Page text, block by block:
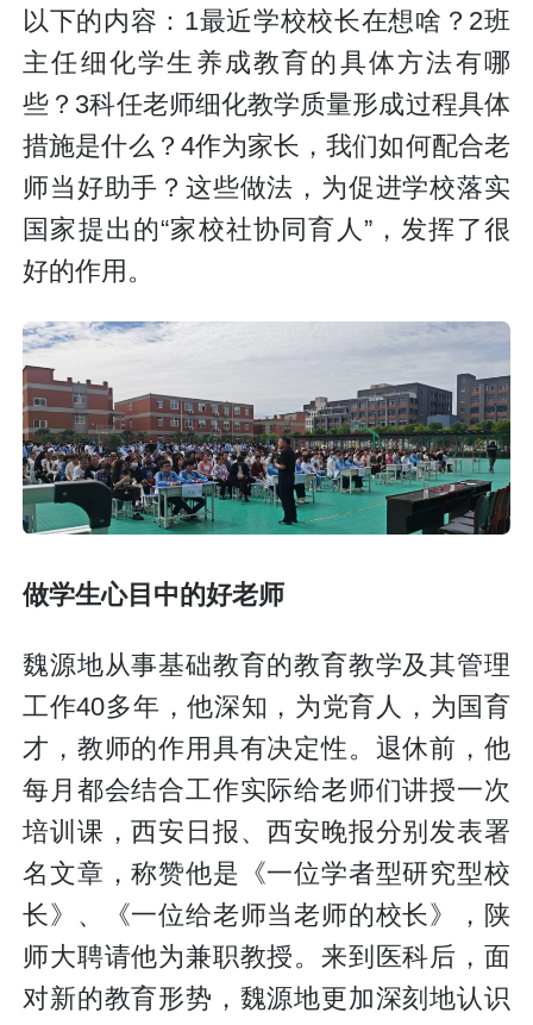
以下的内容：1最近学校校长在想啥？2班
主任细化学生养成教育的具体方法有哪
些？3科任老师细化教学质量形成过程具体
措施是什么？4作为家长，我们如何配合老
师当好助手？这些做法，为促进学校落实
国家提出的“家校社协同育人”，发挥了很
好的作用。
做学生心目中的好老师
魏源地从事基础教育的教育教学及其管理
工作40多年，他深知，为党育人，为国育
才，教师的作用具有决定性。退休前，他
每月都会结合工作实际给老师们讲授一次
培训课，西安日报、西安晚报分别发表署
名文章，称赞他是《一位学者型研究型校
长》、《一位给老师当老师的校长》，陕
师大聘请他为兼职教授。来到医科后，面
对新的教育形势，魏源地更加深刻地认识